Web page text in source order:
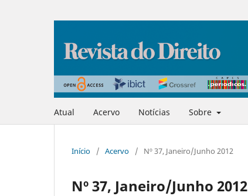
Atual Acervo Notícias Sobre
Início / Acervo / Nº 37, Janeiro/Junho 2012
Nº 37, Janeiro/Junho 2012